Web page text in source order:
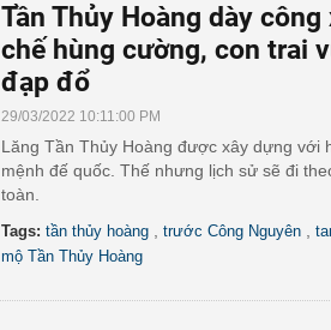
Tần Thủy Hoàng dày
chế hùng cường, con trai
đạp đổ
29/03/2022 10:11:00 PM
Lăng Tần Thủy Hoàng được xây dựng với
mệnh đế quốc. Thế nhưng lịch sử sẽ đi
toàn.
Tags: tần thủy hoàng trước Công Nguyên
mộ Tần Thủy Hoàng